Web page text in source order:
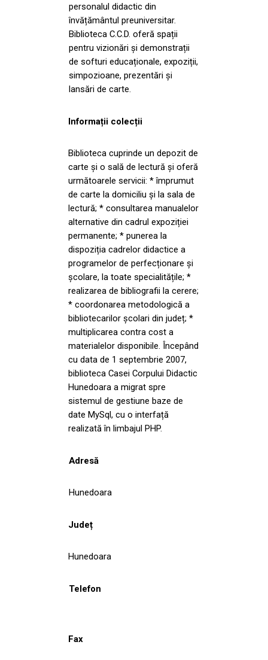
personalul didactic din
învățământul preuniversitar.
Biblioteca C.C.D. oferă spații
pentru vizionări și demonstrații
de softuri educaționale, expoziții,
simpozioane, prezentări și
lansări de carte.
Informații colecții
Biblioteca cuprinde un depozit de
carte și o sală de lectură și oferă
următoarele servicii: * împrumut
de carte la domiciliu și la sala de
lectură; * consultarea manualelor
alternative din cadrul expoziției
permanente; * punerea la
dispoziția cadrelor didactice a
programelor de perfecționare și
școlare, la toate specialitățile; *
realizarea de bibliografii la cerere;
* coordonarea metodologică a
bibliotecarilor școlari din județ; *
multiplicarea contra cost a
materialelor disponibile. Începând
cu data de 1 septembrie 2007,
biblioteca Casei Corpului Didactic
Hunedoara a migrat spre
sistemul de gestiune baze de
date MySql, cu o interfață
realizată în limbajul PHP.
Adresă
Hunedoara
Județ
Hunedoara
Telefon
Fax